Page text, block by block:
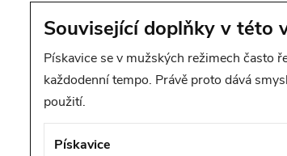
Související doplňky v této
Pískavice se v mužských režimech často
každodenní tempo. Právě proto dává
použití.
Pískavice